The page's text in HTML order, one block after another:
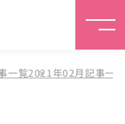
一覧2021年02月記事一覧